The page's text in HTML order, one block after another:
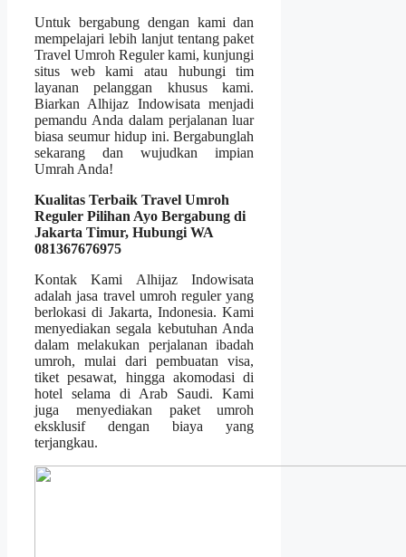
Untuk bergabung dengan kami dan
mempelajari lebih lanjut tentang paket
Travel Umroh Reguler kami, kunjungi
situs web kami atau hubungi tim
layanan pelanggan khusus kami.
Biarkan Alhijaz Indowisata menjadi
pemandu Anda dalam perjalanan luar
biasa seumur hidup ini. Bergabunglah
sekarang dan wujudkan impian
Umrah Anda!
Kualitas Terbaik Travel Umroh
Reguler Pilihan Ayo Bergabung di
Jakarta Timur, Hubungi WA
081367676975
Kontak Kami Alhijaz Indowisata
adalah jasa travel umroh reguler yang
berlokasi di Jakarta, Indonesia. Kami
menyediakan segala kebutuhan Anda
dalam melakukan perjalanan ibadah
umroh, mulai dari pembuatan visa,
tiket pesawat, hingga akomodasi di
hotel selama di Arab Saudi. Kami
juga menyediakan paket umroh
eksklusif dengan biaya yang
terjangkau.